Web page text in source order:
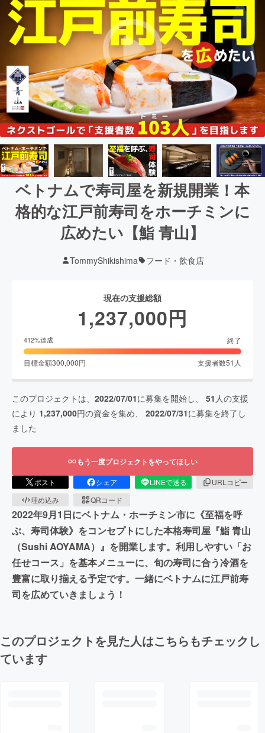
ベトナムで寿司屋を新規開業！本
格的な江戸前寿司をホーチミンに
広めたい【鮨 青山】
TommyShikishima フード・飲食店
現在の支援総額
1,237,000円
412%達成 終了
目標金額300,000円 支援者数51 人
このプロジェクトは、 2022/07/01に募集を開始し、 51 人の支援
により 1,237,000円の資金を集め、 2022/07/31に募集を終了し
ました
もう一度プロジェクトをやってほしい
ポスト シェア LINEで送る
URLコピー
埋め込み
QRコード
2022年9月1日にベトナム・ホーチミン市に《至福を呼
ぶ、寿司体験》をコンセプトにした本格寿司屋『鮨 青山
（Sushi AOYAMA）』を開業します。利用しやすい「お
任せコース」を基本メニューに、旬の寿司に合う冷酒を
豊富に取り揃える予定です。一緒にベトナムに江戸前寿
司を広めていきましょう！
このプロジェクトを見た人はこちらもチェックし
ています